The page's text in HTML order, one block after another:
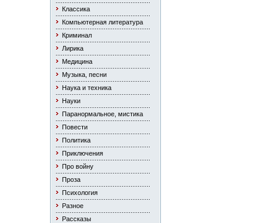
Классика
Компьютерная литература
Криминал
Лирика
Медицина
Музыка, песни
Наука и техника
Науки
Паранормальное, мистика
Повести
Политика
Приключения
Про войну
Проза
Психология
Разное
Рассказы